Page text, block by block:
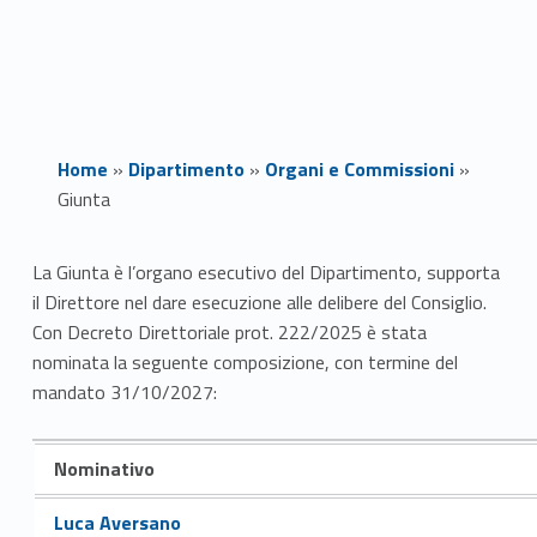
Home » Dipartimento» Organi e Commissioni»
Giunta
G
i
u
n
La Giunta è l’organo esecutivo del Dipartimento, supporta
il Direttore nel dare esecuzione alle delibere del Consiglio.
Con Decreto Direttoriale prot. 222/2025 è stata
nominata la seguente composizione, con termine del
mandato 31/10/2027:
Nominativo
Link identifier #identifier__33402-1Luca Aversano